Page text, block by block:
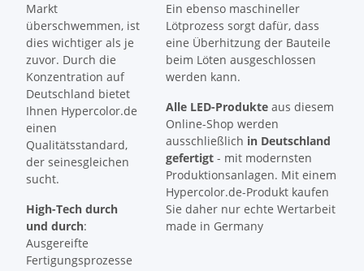
Markt
überschwemmen, ist
dies wichtiger als je
zuvor. Durch die
Konzentration auf
Deutschland bietet
Ihnen Hypercolor.de
einen
Qualitätsstandard,
der seinesgleichen
sucht.
High-Tech durch
und durch:
Ausgereifte
Fertigungsprozesse
Ein ebenso maschineller
Lötprozess sorgt dafür, dass
eine Überhitzung der Bauteile
beim Löten ausgeschlossen
werden kann.
Alle LED-Produkte aus diesem
Online-Shop werden
ausschließlich in Deutschland
gefertigt - mit modernsten
Produktionsanlagen. Mit einem
Hypercolor.de-Produkt kaufen
Sie daher nur echte Wertarbeit
made in Germany